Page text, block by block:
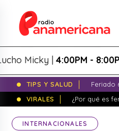
Micky |4:00PM - 8:00PM
TIPS Y SALUD
Feriado
VIRALES
¿Por qué es
INTERNACIONALES